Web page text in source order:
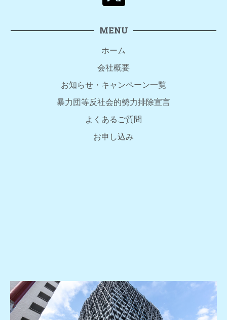
MENU
ホーム
会社概要
お知らせ・キャンペーン一覧
暴力団等反社会的勢力排除宣言
よくあるご質問
お申し込み